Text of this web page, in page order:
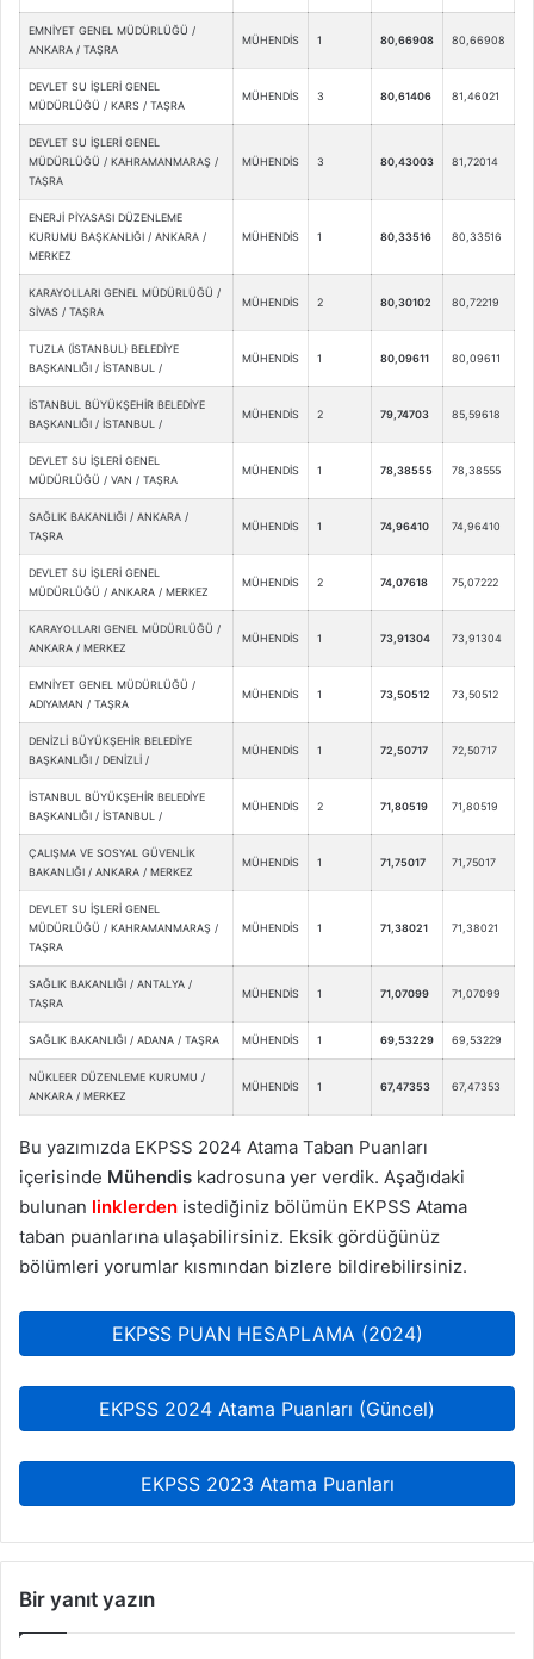
EMNİYET GENEL MÜDÜRLÜĞÜ /
ANKARA / TAŞRA
MÜHENDİS 1 80,66908 80,66908
DEVLET SU İŞLERİ GENEL
MÜDÜRLÜĞÜ / KARS / TAŞRA
MÜHENDİS 3 80,61406 81,46021
DEVLET SU İŞLERİ GENEL
MÜDÜRLÜĞÜ / KAHRAMANMARAŞ /
TAŞRA
MÜHENDİS 3 80,43003 81,72014
ENERJİ PİYASASI DÜZENLEME
KURUMU BAŞKANLIĞI / ANKARA /
MERKEZ
MÜHENDİS 1 80,33516 80,33516
KARAYOLLARI GENEL MÜDÜRLÜĞÜ /
SİVAS / TAŞRA
MÜHENDİS 2 80,30102 80,72219
TUZLA (İSTANBUL) BELEDİYE
BAŞKANLIĞI / İSTANBUL /
MÜHENDİS 1 80,09611 80,09611
İSTANBUL BÜYÜKŞEHİR BELEDİYE
BAŞKANLIĞI / İSTANBUL /
MÜHENDİS 2 79,74703 85,59618
DEVLET SU İŞLERİ GENEL
MÜDÜRLÜĞÜ / VAN / TAŞRA
MÜHENDİS 1 78,38555 78,38555
SAĞLIK BAKANLIĞI / ANKARA /
TAŞRA
MÜHENDİS 1 74,96410 74,96410
DEVLET SU İŞLERİ GENEL
MÜDÜRLÜĞÜ / ANKARA / MERKEZ
MÜHENDİS 2 74,07618 75,07222
KARAYOLLARI GENEL MÜDÜRLÜĞÜ /
ANKARA / MERKEZ
MÜHENDİS 1 73,91304 73,91304
EMNİYET GENEL MÜDÜRLÜĞÜ /
ADIYAMAN / TAŞRA
MÜHENDİS 1 73,50512 73,50512
DENİZLİ BÜYÜKŞEHİR BELEDİYE
BAŞKANLIĞI / DENİZLİ /
MÜHENDİS 1 72,50717 72,50717
İSTANBUL BÜYÜKŞEHİR BELEDİYE
BAŞKANLIĞI / İSTANBUL /
MÜHENDİS 2 71,80519 71,80519
ÇALIŞMA VE SOSYAL GÜVENLİK
BAKANLIĞI / ANKARA / MERKEZ
MÜHENDİS 1 71,75017 71,75017
DEVLET SU İŞLERİ GENEL
MÜDÜRLÜĞÜ / KAHRAMANMARAŞ /
TAŞRA
MÜHENDİS 1 71,38021 71,38021
SAĞLIK BAKANLIĞI / ANTALYA /
TAŞRA
MÜHENDİS 1 71,07099 71,07099
SAĞLIK BAKANLIĞI / ADANA / TAŞRA MÜHENDİS 1 69,53229 69,53229
NÜKLEER DÜZENLEME KURUMU /
ANKARA / MERKEZ
MÜHENDİS 1 67,47353 67,47353
Bu yazımızda EKPSS 2024 Atama Taban Puanları
içerisinde Mühendis kadrosuna yer verdik. Aşağıdaki
bulunan linklerden istediğiniz bölümün EKPSS Atama
taban puanlarına ulaşabilirsiniz. Eksik gördüğünüz
bölümleri yorumlar kısmından bizlere bildirebilirsiniz.
EKPSS PUAN HESAPLAMA (2024)
EKPSS 2024 Atama Puanları (Güncel)
EKPSS 2023 Atama Puanları
Bir yanıt yazın